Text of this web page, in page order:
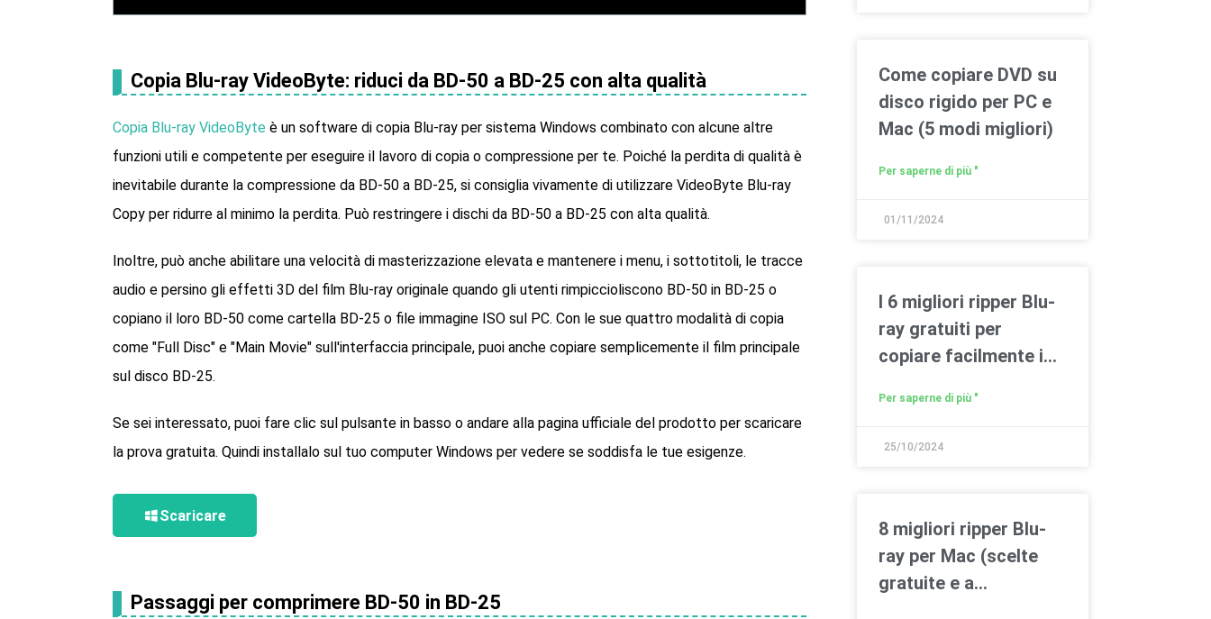
Copia Blu-ray VideoByte: riduci da BD-50 a BD-25 con alta qualità
Copia Blu-ray VideoByte è un software di copia Blu-ray per sistema Windows combinato con alcune altre
funzioni utili e competente per eseguire il lavoro di copia o compressione per te. Poiché la perdita di qualità è
inevitabile durante la compressione da BD-50 a BD-25, si consiglia vivamente di utilizzare VideoByte Blu-ray
Copy per ridurre al minimo la perdita. Può restringere i dischi da BD-50 a BD-25 con alta qualità.
Inoltre, può anche abilitare una velocità di masterizzazione elevata e mantenere i menu, i sottotitoli, le tracce
audio e persino gli effetti 3D del film Blu-ray originale quando gli utenti rimpiccioliscono BD-50 in BD-25 o
copiano il loro BD-50 come cartella BD-25 o file immagine ISO sul PC. Con le sue quattro modalità di copia
come "Full Disc" e "Main Movie" sull'interfaccia principale, puoi anche copiare semplicemente il film principale
sul disco BD-25.
Se sei interessato, puoi fare clic sul pulsante in basso o andare alla pagina ufficiale del prodotto per scaricare
la prova gratuita. Quindi installalo sul tuo computer Windows per vedere se soddisfa le tue esigenze.
Scaricare
Passaggi per comprimere BD-50 in BD-25
Come copiare DVD su
disco rigido per PC e
Mac (5 modi migliori)
Per saperne di più "
01/11/2024
I 6 migliori ripper Blu-
ray gratuiti per
copiare facilmente i
Per saperne di più "
25/10/2024
8 migliori ripper Blu-
ray per Mac (scelte
gratuite e a